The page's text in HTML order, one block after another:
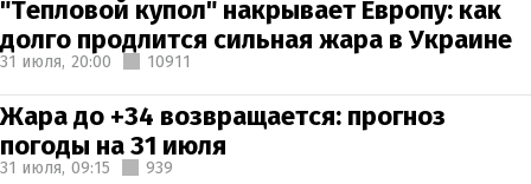
"Тепловой купол" накрывает Европу: как
долго продлится сильная жара в Украине
31 июля, 20:00 10911
Жара до +34 возвращается: прогноз
погоды на 31 июля
31 июля, 09:15 939